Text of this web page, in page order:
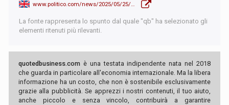
www.politico.com/news/2025/05/25/trump-grants-extension-to-european-union-on-tariff-hike-00369759
La fonte rappresenta lo spunto dal quale "qb" ha selezionato gli
elementi ritenuti più rilevanti.
quotedbusiness.com è una testata indipendente nata nel 2018
che guarda in particolare all'economia internazionale. Ma la libera
informazione ha un costo, che non è sostenibile esclusivamente
grazie alla pubblicità. Se apprezzi i nostri contenuti, il tuo aiuto,
anche piccolo e senza vincolo, contribuirà a garantire